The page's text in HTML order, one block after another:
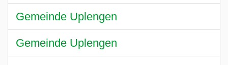
Gemeinde Uplengen
Gemeinde Uplengen